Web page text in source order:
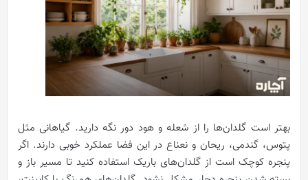
بهتر است گلدان‌ها را از شعله و هود دور نگه دارید. گیاهانی مثل
پتوس، گندمی، ریحان و نعناع در این فضا عملکرد خوبی دارند. اگر
پنجره کوچک است از گلدان‌های باریک استفاده کنید تا مسیر باز و